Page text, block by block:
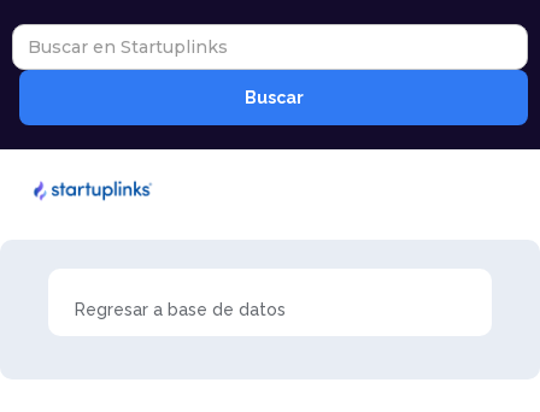
Regresar a base de datos